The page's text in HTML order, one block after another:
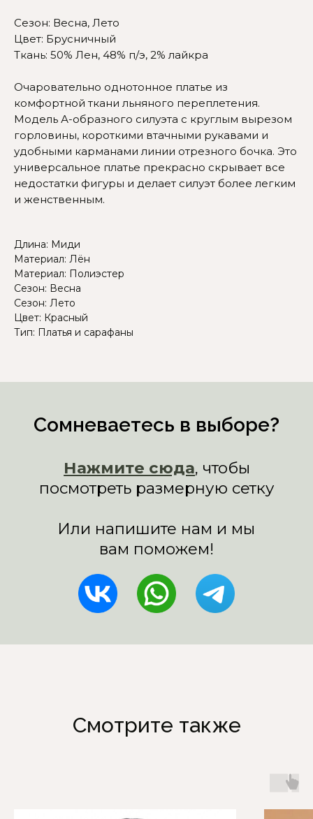
Сезон: Весна, Лето
Цвет: Брусничный
Ткань: 50% Лен, 48% п/э, 2% лайкра
Очаровательно однотонное платье из
комфортной ткани льняного переплетения.
Модель А-образного силуэта с круглым вырезом
горловины, короткими втачными рукавами и
удобными карманами линии отрезного бочка. Это
универсальное платье прекрасно скрывает все
недостатки фигуры и делает силуэт более легким
и женственным.
Длина: Миди
Материал: Лён
Материал: Полиэстер
Сезон: Весна
Сезон: Лето
Цвет: Красный
Тип: Платья и сарафаны
Сомневаетесь в выборе?
Нажмите сюда, чтобы
посмотреть размерную сетку
Или напишите нам и мы
вам поможем!
Смотрите также